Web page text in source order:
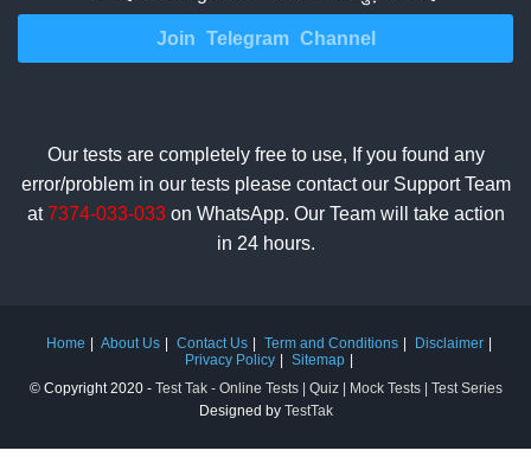
Join Telegram Channel
Our tests are completely free to use, If you found any
error/problem in our tests please contact our Support Team
at7374-033-033on WhatsApp. Our Team will take action
in 24 hours.
Home About Us Contact Us Term and Conditions
Disclaimer
Privacy Policy
Sitemap
© Copyright 2020 - Test Tak - Online Tests | Quiz | Mock Tests | Test Series
Designed by TestTak